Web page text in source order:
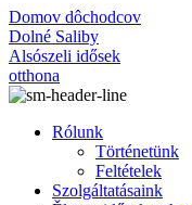
Domov dôchodcov
Dolné Saliby
Alsószeli idősek
otthona
Rólunk
Történetünk
Feltételek
Szolgáltatásaink